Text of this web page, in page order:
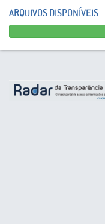
ARQUIVOS DISPONÍVEIS: